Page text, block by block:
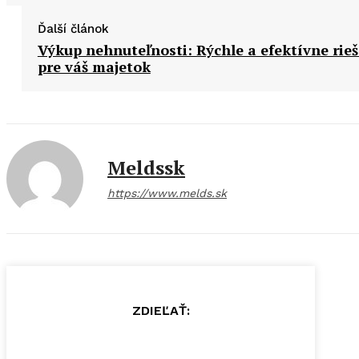
Ďalší článok
Výkup nehnuteľnosti: Rýchle a efektívne
pre váš majetok
Meldssk
https://www.melds.sk
ZDIEĽAŤ: